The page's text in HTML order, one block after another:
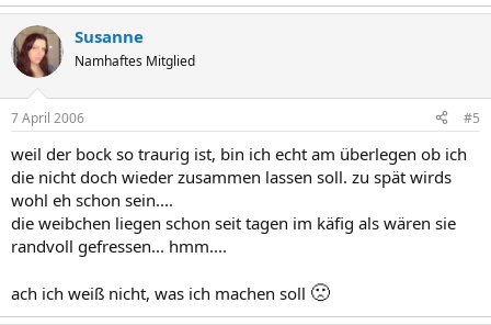
Susanne
Namhaftes Mitglied
7 April 2006 #5
weil der bock so traurig ist, bin ich echt am überlegen ob ich
die nicht doch wieder zusammen lassen soll. zu spät wirds
wohl eh schon sein....
die weibchen liegen schon seit tagen im käfig als wären sie
randvoll gefressen... hmm....
ach ich weiß nicht, was ich machen soll 🙁